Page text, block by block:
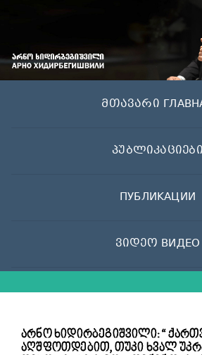
მთავარი
პუბლიკაციები
ПУБЛИКАЦИИ
ვიდეო ВИДЕО
არნო ხიდირბეგიშვილი: “
აღშფოთდებით, თუკი ხვალ